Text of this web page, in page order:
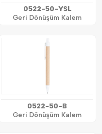
0522-50-YSL
Geri Dönüşüm Kalem
0522-50-B
Geri Dönüşüm Kalem